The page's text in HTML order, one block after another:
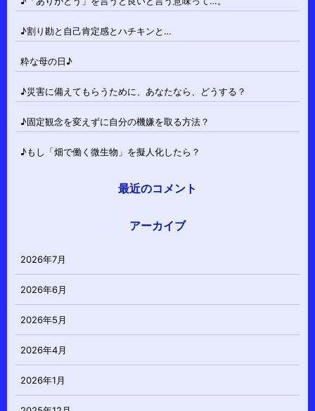
♪割り勘と自己肯定感とハチキンと…
粋な母の日♪
♪災害に備えてもらうために、あなたなら、どうする？
♪固定観念を変えずに自分の機嫌を取る方法？
♪もし「畑で働く微生物」を擬人化したら？
最近のコメント
アーカイブ
2026年7月
2026年6月
2026年5月
2026年4月
2026年1月